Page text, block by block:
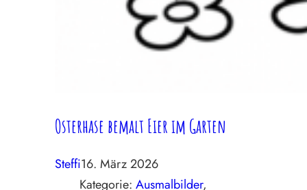
Osterhase bemalt Eier im Garten
Steffi16. März 2026
Kategorie: Ausmalbilder